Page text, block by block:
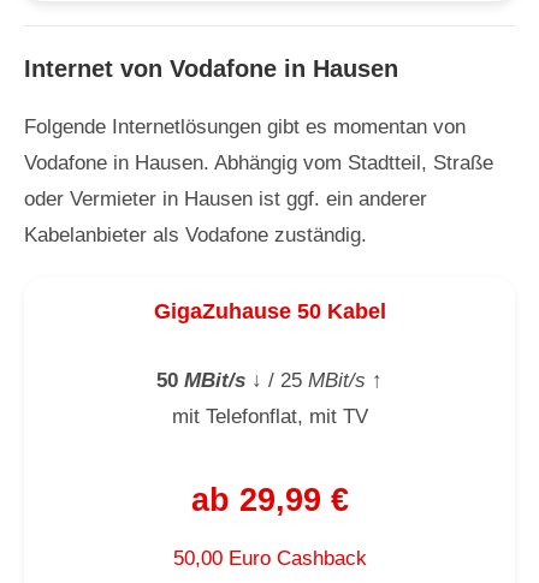
Internet von Vodafone in Hausen
Folgende Internetlösungen gibt es momentan von
Vodafone in Hausen. Abhängig vom Stadtteil, Straße
oder Vermieter in Hausen ist ggf. ein anderer
Kabelanbieter als Vodafone zuständig.
GigaZuhause 50 Kabel
50 MBit/s ↓ / 25 MBit/s ↑
mit Telefonflat, mit TV
ab 29,99 €
50,00 Euro Cashback